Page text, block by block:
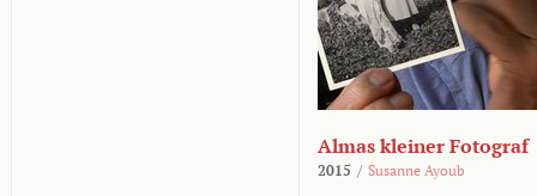
Almas kleiner Fotograf
2015 / Susanne Ayoub